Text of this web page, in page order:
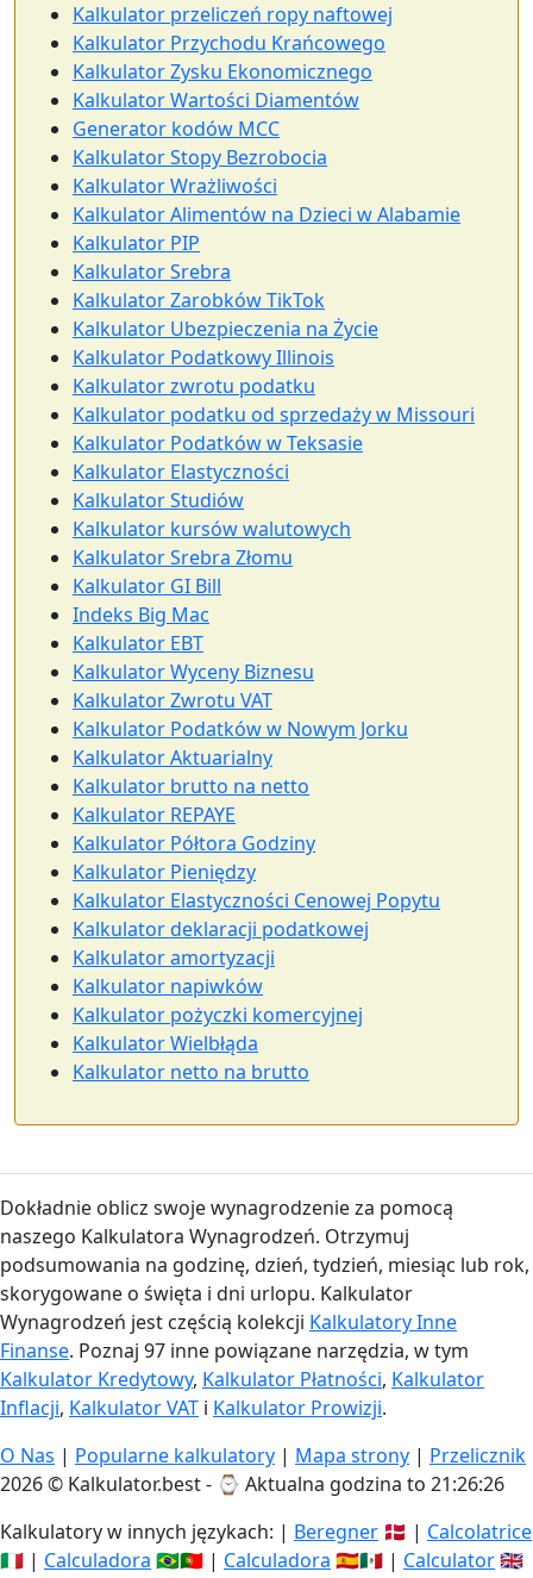
Kalkulator przeliczeń ropy naftowej
Kalkulator Przychodu Krańcowego
Kalkulator Zysku Ekonomicznego
Kalkulator Wartości Diamentów
Generator kodów MCC
Kalkulator Stopy Bezrobocia
Kalkulator Wrażliwości
Kalkulator Alimentów na Dzieci w Alabamie
Kalkulator PIP
Kalkulator Srebra
Kalkulator Zarobków TikTok
Kalkulator Ubezpieczenia na Życie
Kalkulator Podatkowy Illinois
Kalkulator zwrotu podatku
Kalkulator podatku od sprzedaży w Missouri
Kalkulator Podatków w Teksasie
Kalkulator Elastyczności
Kalkulator Studiów
Kalkulator kursów walutowych
Kalkulator Srebra Złomu
Kalkulator GI Bill
Indeks Big Mac
Kalkulator EBT
Kalkulator Wyceny Biznesu
Kalkulator Zwrotu VAT
Kalkulator Podatków w Nowym Jorku
Kalkulator Aktuarialny
Kalkulator brutto na netto
Kalkulator REPAYE
Kalkulator Półtora Godziny
Kalkulator Pieniędzy
Kalkulator Elastyczności Cenowej Popytu
Kalkulator deklaracji podatkowej
Kalkulator amortyzacji
Kalkulator napiwków
Kalkulator pożyczki komercyjnej
Kalkulator Wielbłąda
Kalkulator netto na brutto
Dokładnie oblicz swoje wynagrodzenie za pomocą
naszego Kalkulatora Wynagrodzeń. Otrzymuj
podsumowania na godzinę, dzień, tydzień, miesiąc lub rok,
skorygowane o święta i dni urlopu. Kalkulator
Wynagrodzeń jest częścią kolekcji Kalkulatory Inne
Finanse. Poznaj 97 inne powiązane narzędzia, w tym
Kalkulator Kredytowy, Kalkulator Płatności, Kalkulator
Inflacji, Kalkulator VAT i Kalkulator Prowizji.
O Nas | Popularne kalkulatory | Mapa strony | Przelicznik
2026 © Kalkulator.best - ⌚ Aktualna godzina to 21:26:27
Kalkulatory w innych językach: | Beregner 🇩🇰 | Calcolatrice
🇮🇹 | Calculadora 🇧🇷🇵🇹 | Calculadora 🇪🇸🇲🇽 | Calculator🇬🇧